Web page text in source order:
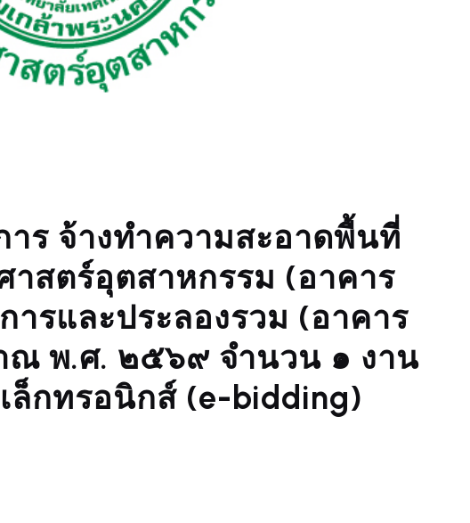
าร จ้างทำความสะอาดพื้นที่
สตร์อุตสาหกรรม (อาคาร
รและประลองรวม (อาคาร
ณ พ.ศ. ๒๕๖๙ จำนวน ๑ งาน
ล็กทรอนิกส์ (e-bidding)